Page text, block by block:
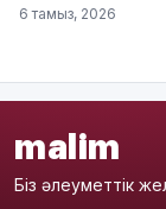
6 тамыз, 2026
malim
Біз әлеуметтік